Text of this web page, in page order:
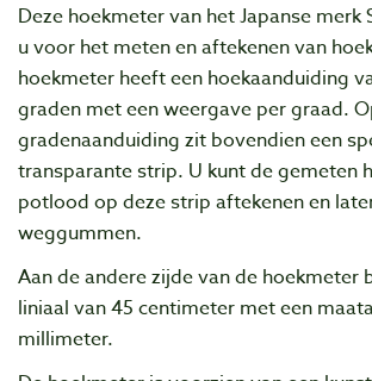
Deze hoekmeter van het Japanse merk
u voor het meten en aftekenen van
hoekmeter heeft een hoekaanduiding
graden met een weergave per graad.
gradenaanduiding zit bovendien een
transparante strip. U kunt de gemeten
potlood op deze strip aftekenen en
weggummen.
Aan de andere zijde van de hoekmeter
liniaal van 45 centimeter met een
millimeter.